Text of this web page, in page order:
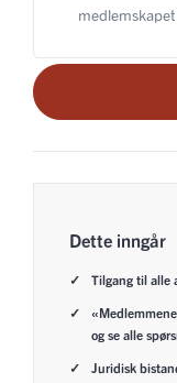
Dette inngår
Tilgang til alle
og se alle
Juridisk